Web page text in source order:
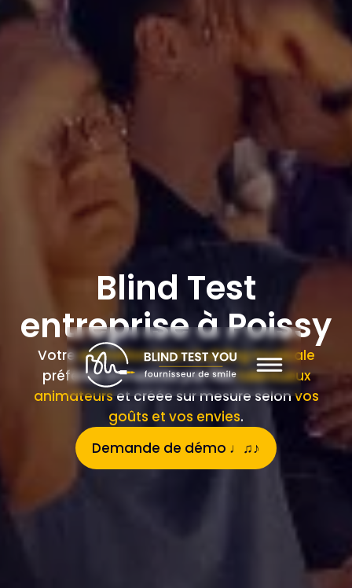
Blind Test
entreprise à Poissy
Votreanimation team building musicale
préférée orchestrée par nostalentueux
animateurset créée sur mesure selonvos
goûts et vos envies.
Demande de démo ♩♫♪